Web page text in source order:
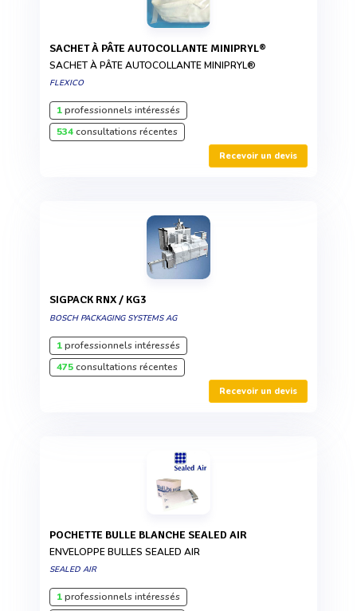
SACHET À PÂTE AUTOCOLLANTE MINIPRYL®
SACHET À PÂTE AUTOCOLLANTE MINIPRYL®
FLEXICO
1professionnels intéressés
534consultations récentes
Recevoir un devis
SIGPACK RNX / KG3
BOSCH PACKAGING SYSTEMS AG
1professionnels intéressés
475consultations récentes
Recevoir un devis
POCHETTE BULLE BLANCHE SEALED AIR
ENVELOPPE BULLES SEALED AIR
SEALED AIR
1professionnels intéressés